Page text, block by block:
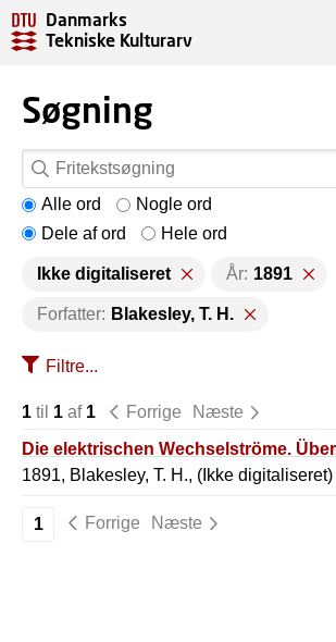
Danmarks
Tekniske Kulturarv
Søgning
Alle ord
Nogle ord
Dele af ord
Hele ord
Ikke digitaliseret År: 1891
Forfatter: Blakesley, T. H.
Filtre...
1 til 1 af 1 Forrige
Næste
Die elektrischen Wechselströme.
1891, Blakesley, T. H., (Ikke digitaliseret)
1 Forrige Næste